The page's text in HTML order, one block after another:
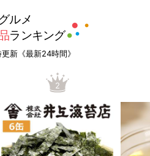
グルメ
ランキング
新《最新24時間》
2